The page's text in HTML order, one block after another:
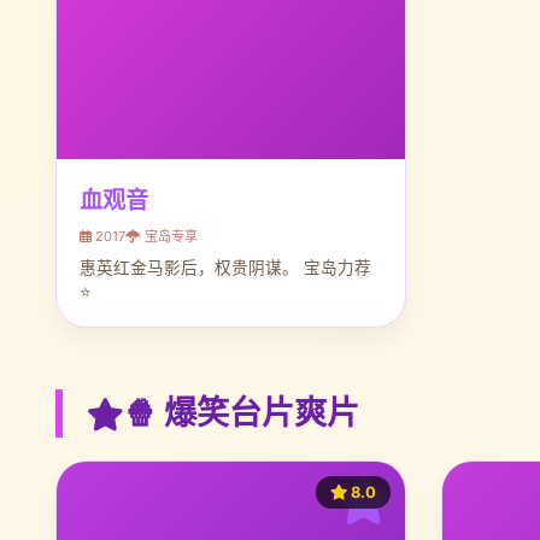
血观音
2017 宝岛专享
惠英红金马影后，权贵阴谋。 宝岛力荐
⭐
🍿 爆笑台片爽片
8.0